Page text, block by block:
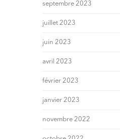
septembre 2023
juillet 2023
juin 2023
avril 2023
février 2023
janvier 2023
novembre 2022